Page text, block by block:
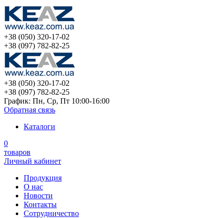
+38 (050) 320-17-02
+38 (097) 782-82-25
+38 (050) 320-17-02
+38 (097) 782-82-25
График: Пн, Ср, Пт 10:00-16:00
Обратная связь
Каталоги
0
товаров
Личный кабинет
Продукция
О нас
Новости
Контакты
Сотрудничество